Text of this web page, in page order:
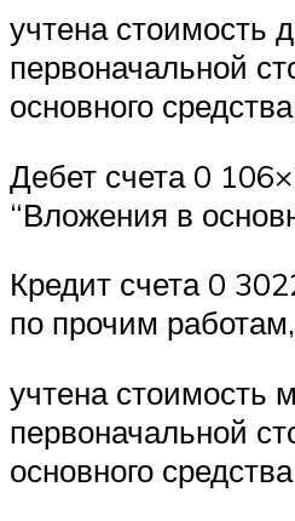
учтена стоимость
первоначальной
основного
Дебет счета 0
“Вложения в
Кредит счета 0
по прочим
учтена стоимость
первоначальной
основного